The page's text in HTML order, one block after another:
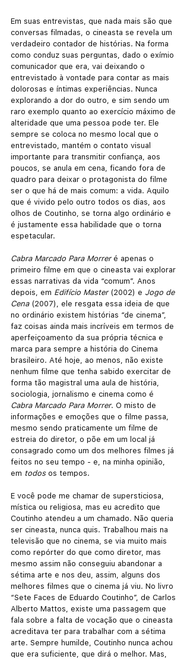
Em suas entrevistas, que nada mais são que
conversas filmadas, o cineasta se revela um
verdadeiro contador de histórias. Na forma
como conduz suas perguntas, dado o exímio
comunicador que era, vai deixando o
entrevistado à vontade para contar as mais
dolorosas e íntimas experiências. Nunca
explorando a dor do outro, e sim sendo um
raro exemplo quanto ao exercício máximo de
alteridade que uma pessoa pode ter. Ele
sempre se coloca no mesmo local que o
entrevistado, mantém o contato visual
importante para transmitir confiança, aos
poucos, se anula em cena, ficando fora de
quadro para deixar o protagonista do filme
ser o que há de mais comum: a vida. Aquilo
que é vivido pelo outro todos os dias, aos
olhos de Coutinho, se torna algo ordinário e
é justamente essa habilidade que o torna
espetacular.
Cabra Marcado Para Morrer é apenas o
primeiro filme em que o cineasta vai explorar
essas narrativas da vida “comum”. Anos
depois, em Edifício Master (2002) e Jogo de
Cena (2007), ele resgata essa ideia de que
no ordinário existem histórias “de cinema”,
faz coisas ainda mais incríveis em termos de
aperfeiçoamento da sua própria técnica e
marca para sempre a história do Cinema
brasileiro. Até hoje, ao menos, não existe
nenhum filme que tenha sabido exercitar de
forma tão magistral uma aula de história,
sociologia, jornalismo e cinema como é
Cabra Marcado Para Morrer. O misto de
informações e emoções que o filme passa,
mesmo sendo praticamente um filme de
estreia do diretor, o põe em um local já
consagrado como um dos melhores filmes já
feitos no seu tempo - e, na minha opinião,
em todos os tempos.
E você pode me chamar de supersticiosa,
mística ou religiosa, mas eu acredito que
Coutinho atendeu a um chamado. Não queria
ser cineasta, nunca quis. Trabalhou mais na
televisão que no cinema, se via muito mais
como repórter do que como diretor, mas
mesmo assim não conseguiu abandonar a
sétima arte e nos deu, assim, alguns dos
melhores filmes que o cinema já viu. No livro
“Sete Faces de Eduardo Coutinho”, de Carlos
Alberto Mattos, existe uma passagem que
fala sobre a falta de vocação que o cineasta
acreditava ter para trabalhar com a sétima
arte. Sempre humilde, Coutinho nunca achou
que era suficiente, que dirá o melhor. Mas,